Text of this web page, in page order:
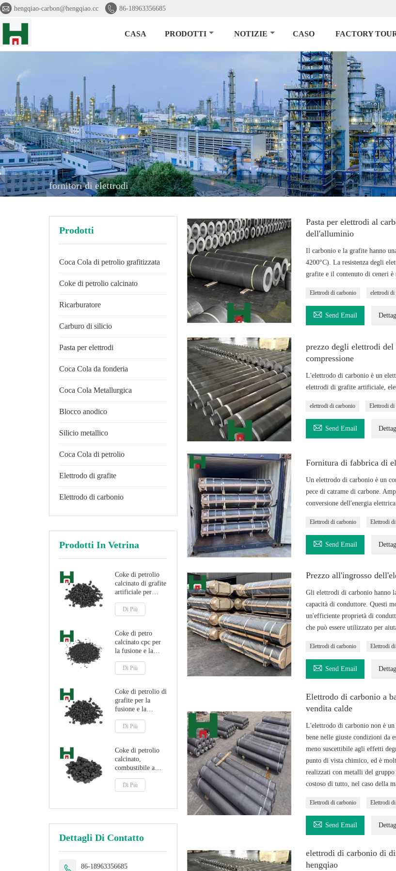
 hengqiao-carbon@hengqiao.cc  86-18963356685
CASA PRODOTTI NOTIZIE CASO FACTORY
fornitori di elettrodi
Prodotti
Coca Cola di petrolio grafitizzata
Coke di petrolio calcinato
Ricarburatore
Carburo di silicio
Pasta per elettrodi
Coca Cola da fonderia
Coca Cola Metallurgica
Blocco anodico
Silicio metallico
Coca Cola di petrolio
Elettrodo di grafite
Elettrodo di carbonio
Prodotti In Vetrina
Coke di petrolio
calcinato di grafite
artificiale per
additivo di
carbonio
Di Più
Coke di petro
calcinato cpc per
la fusione e la
dell'acciaio
Di Più
Coke di petrolio di
grafite per la
fusione e la
produzione
dell'acciaio Grafite
artificiale
Di Più
Coke di petrolio
calcinato,
combustibile a
coke di petrolio
Di Più
Dettagli Di Contatto
 86-18963356685
Pasta per elettrodi al
dell'alluminio
Il carbonio e la grafite hanno
4200°C). La resistenza degli
grafite e il contenuto di ceneri è
Elettrodi di carbonio elettrodi di
 Send Email
prezzo degli elettrodi
compressione
L'elettrodo di carbonio è un
elettrodi di grafite artificiale,
elettrodi di carbonio Elettrodi di
 Send Email
Fornitura di fabbrica di
Un elettrodo di carbonio è un
pece di catrame di carbone.
conversione dell'energia
Elettrodi di carbonio Elettrodi di
 Send Email
Prezzo all'ingrosso
Gli elettrodi di carbonio hanno
capacità di conduttore. Questi
un'efficiente proprietà di
che può essere utilizzato per
Elettrodi di carbonio Elettrodi di
 Send Email
Elettrodo di carbonio a
vendita calde
L'elettrodo di carbonio non è un
bene nelle giuste condizioni da
meno suscettibile agli effetti
punto di vista chimico, ed è
realizzati con metalli del
costoso di tutto, nel caso della
Elettrodi di carbonio Elettrodi di
 Send Email
elettrodi di carbonio di
hengqiao